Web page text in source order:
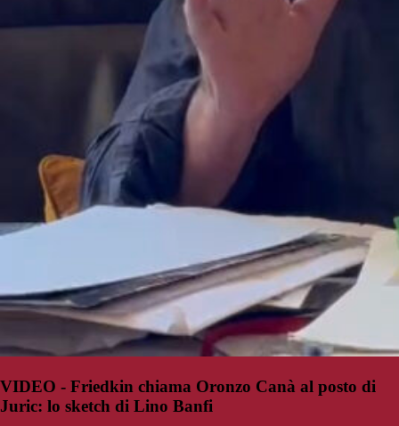
VIDEO - Friedkin chiama Oronzo Canà al posto di
Juric: lo sketch di Lino Banfi